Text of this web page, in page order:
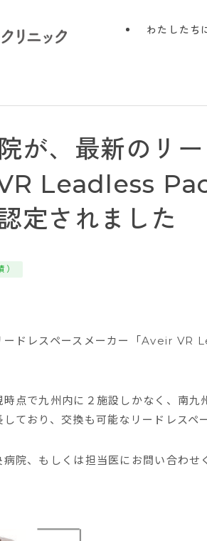
わたしたち
が、最新のリ
Leadless
定されました
）
ードレスペースメーカー「Aveir
点で九州内に２施設しかなく、南九
ており、交換も可能なリードレスペ
院、もしくは担当医にお問い合わせ